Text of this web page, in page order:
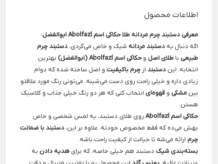
اطلاعات محصول
معرفی دستبند چرم مردانه طلا حکاکی اسم Abolfazl ابوالفضل:
اگه دنبال یه دستبند مردانه شیک و خاص می‌گردی، دستبند چرم
طبیعی با طلای اصل وحکاکی اسم Abolfazl (ابوالفضل)
بهترین
انتخابه. این دستبند از چرم باکیفیت و اصل ساخته شده که دوام
زیادی داره و خیلی راحت روی دست می‌شینه. می‌تونی رنگ مورد علاقتو
بین مشکی و قهوه‌ای انتخاب کنی که هر دو رنگ خیلی جذاب و کلاسیک
هستن.
حکاکی اسم Abolfazl
روی طلای دستبند، یه لمس شخصی و خاص
بهش می‌ده که فقط مخصوص خودته. علاوه بر این، دستبند با ضمانت
چرم ارائه می‌شه تا خیالت از کیفیت راحت باشه.
بسته‌بندی شیک دستبند هم خیلی خاصه، که برای هدیه دادن به